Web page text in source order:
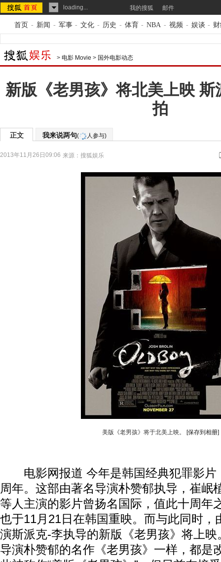
loading... 我的搜狐 邮件
首页 - 新闻 - 军事 - 文化 - 历史 - 体育 - NBA - 视频 - 娱谈 -
> 电影 Movie > 国外电影动态
新版《老男孩》将北美上映
拍
正文 我来说两句( 人参与)
2013年11月26日09:06 来源： 搜狐娱乐
美版《老男孩》将于北美上映。 [保存到相册]
电影网报道 今年是韩国经典犯罪影片
周年。这部由著名导演朴赞郁执导，崔岷
等人主演的影片曾扬名国际，值此十周年
也于11月21日在韩国重映。而与此同时，
演斯派克-李执导的新版《老男孩》将上
导演朴赞郁的名作《老男孩》一样，都是